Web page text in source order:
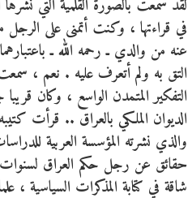
لقد سمعت بالصورة القلمية التي
في قراءتها ، وكنت أتمنى على
عنه من والدي ـ رحمه الله ـ
التق به ولم أتعرف عليه . نعم ،
التفكير المتمدن الواسع ، وكان
الديوان الملكي بالعراق .. قرأت
حقائق عن رجل حكم العراق لسنوات
شاقة في كتابة المذكرات السياسية ،